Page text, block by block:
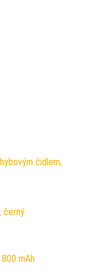
čidlem,
černý
mAh